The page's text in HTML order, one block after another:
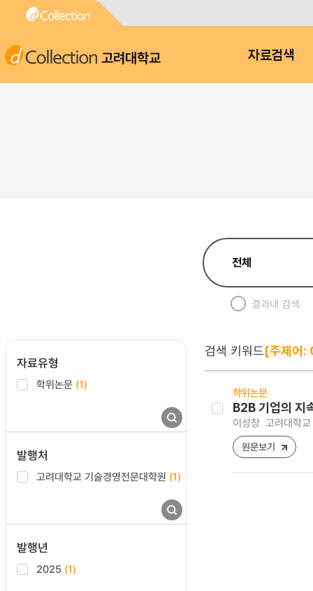
고려대학교 자료검색
결과내 검색
자료유형
학위논문 (1)
발행처
고려대학교 기술경영전문대학원 (1)
발행년
2025 (1)
검색 키워드[주제어:
학위논문
B2B 기업의 지
이성창 고려대학
원문보기